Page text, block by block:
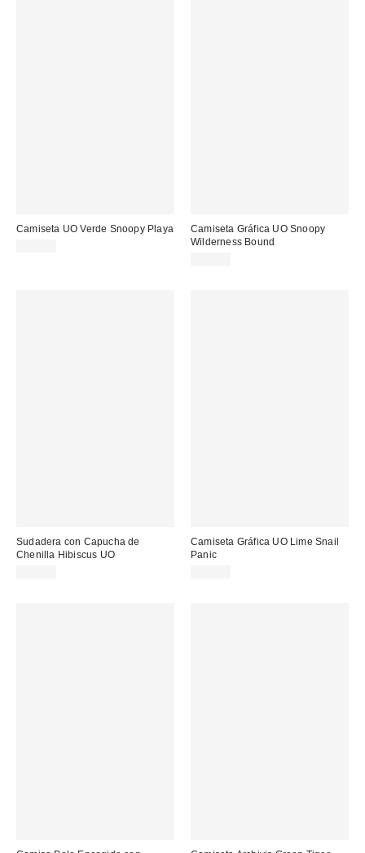
Camiseta UO Verde Snoopy Playa
Camiseta Gráfica UO Snoopy
Wilderness Bound
Sudadera con Capucha de
Chenilla Hibiscus UO
Camiseta Gráfica UO Lime Snail
Panic